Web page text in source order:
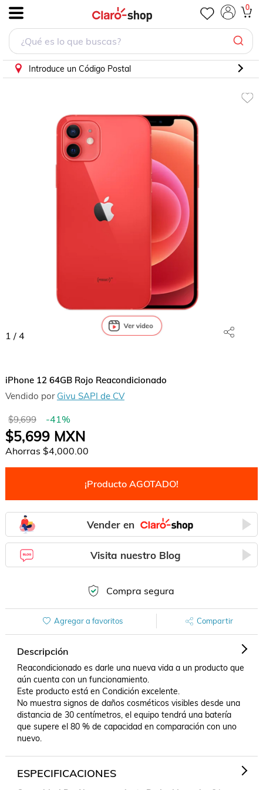
0
Introduce un Código Postal
1 / 4
iPhone 12 64GB Rojo Reacondicionado
Vendido por Givu SAPI de CV
$9,699 -41%
$5,699MXN
Ahorras $4,000.00
¡Producto AGOTADO!
Vender en
Visita nuestro Blog
Compra segura
Agregar a favoritos Compartir
Descripción
Reacondicionado es darle una nueva vida a un producto que
aún cuenta con un funcionamiento.
Este producto está en Condición excelente.
No muestra signos de daños cosméticos visibles desde una
distancia de 30 centímetros, el equipo tendrá una batería
que supere el 80 % de capacidad en comparación con uno
nuevo.
ESPECIFICACIONES